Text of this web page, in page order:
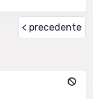
< precedente